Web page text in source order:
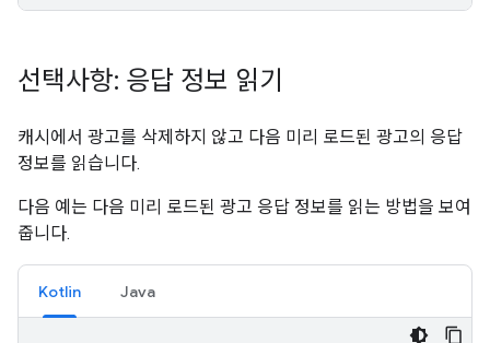
선택사항: 응답 정보 읽기
캐시에서 광고를 삭제하지 않고 다음 미리 로드된 광고의 응답
정보를 읽습니다.
다음 예는 다음 미리 로드된 광고 응답 정보를 읽는 방법을 보여
줍니다.
Kotlin Java